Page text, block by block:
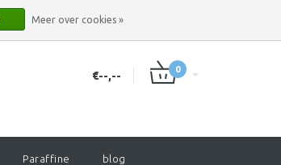
€--,-- 0
Paraffine blog
Meer over cookies »